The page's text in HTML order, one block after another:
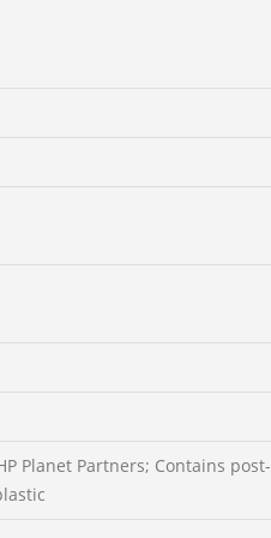
Planet Partners; Contains post-